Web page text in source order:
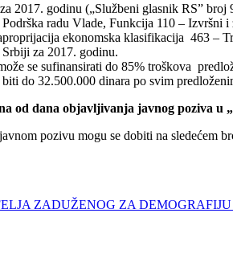
2017. godinu („Službeni glasnik RS”
radu Vlade, Funkcija 110 –
ekonomska klasifikacija 463 –
za 2017. godinu.
se sufinansirati do 85% troškova
do 32.500.000 dinara po svim
od dana objavljivanja javnog poziva u
pozivu mogu se dobiti na
ZADUŽENOG ZA